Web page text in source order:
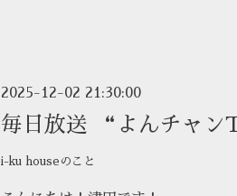
2025-12-02 21:30:00
毎日放送 “よんチャン
i-ku houseのこと